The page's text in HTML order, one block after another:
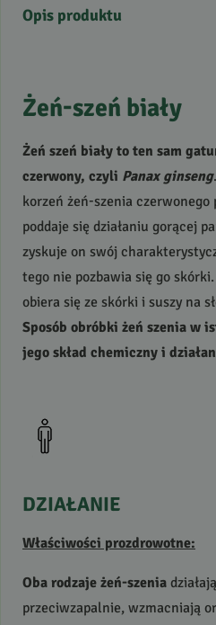
Opis produktu
Żeń-szeń biały
Żeń szeń biały to ten sam
czerwony, czyli Panax ginseng
korzeń żeń-szenia
poddaje się działaniu gorącej
zyskuje on swój
tego nie pozbawia się go
obiera się ze skórki i suszy na
Sposób obróbki żeń szenia w
jego skład chemiczny i
DZIAŁANIE
Właściwości prozdrowotne:
Oba rodzaje żeń-szenia
przeciwzapalnie, wzmacniają